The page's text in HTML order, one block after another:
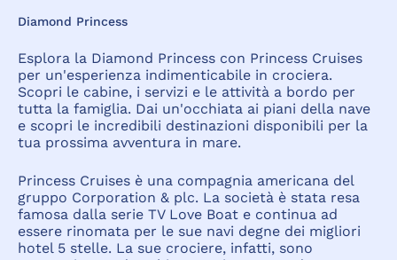
Diamond Princess
Esplora la Diamond Princess con Princess Cruises
per un'esperienza indimenticabile in crociera.
Scopri le cabine, i servizi e le attività a bordo per
tutta la famiglia. Dai un'occhiata ai piani della nave
e scopri le incredibili destinazioni disponibili per la
tua prossima avventura in mare.
Princess Cruises è una compagnia americana del
gruppo Corporation & plc. La società è stata resa
famosa dalla serie TV Love Boat e continua ad
essere rinomata per le sue navi degne dei migliori
hotel 5 stelle. La sue crociere, infatti, sono